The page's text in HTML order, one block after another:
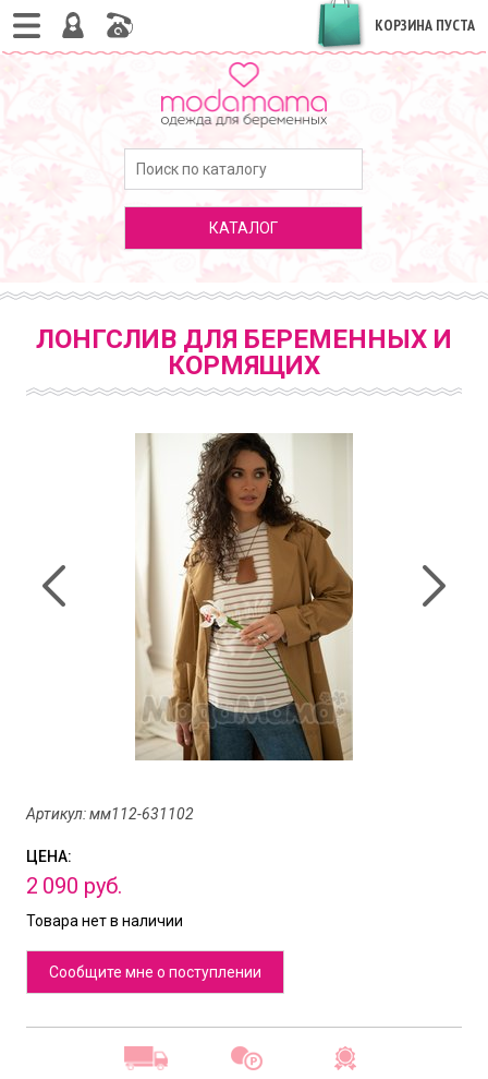
КОРЗИНА ПУСТА
КАТАЛОГ
ЛОНГСЛИВ ДЛЯ БЕРЕМЕННЫХ И
КОРМЯЩИХ
Артикул: мм112-631102
ЦЕНА:
2 090 руб.
Товара нет в наличии
Сообщите мне о поступлении